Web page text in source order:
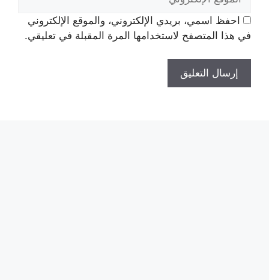
الإلكتروني
احفظ اسمي، بريدي الإلكتروني، والموقع الإلكتروني
في هذا المتصفح لاستخدامها المرة المقبلة في تعليقي.